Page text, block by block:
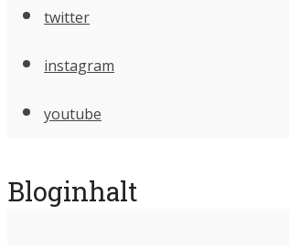
twitter
instagram
youtube
Bloginhalt